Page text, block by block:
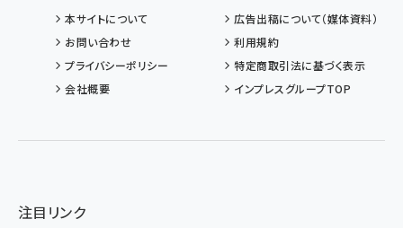
本サイトについて
広告出稿について（媒体資料）
お問い合わせ
利用規約
プライバシーポリシー
特定商取引法に基づく表示
会社概要
インプレスグループTOP
注目リンク